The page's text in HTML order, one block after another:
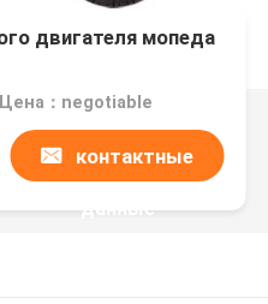
двигателя мопеда
Цена：negotiable
контактные
данные